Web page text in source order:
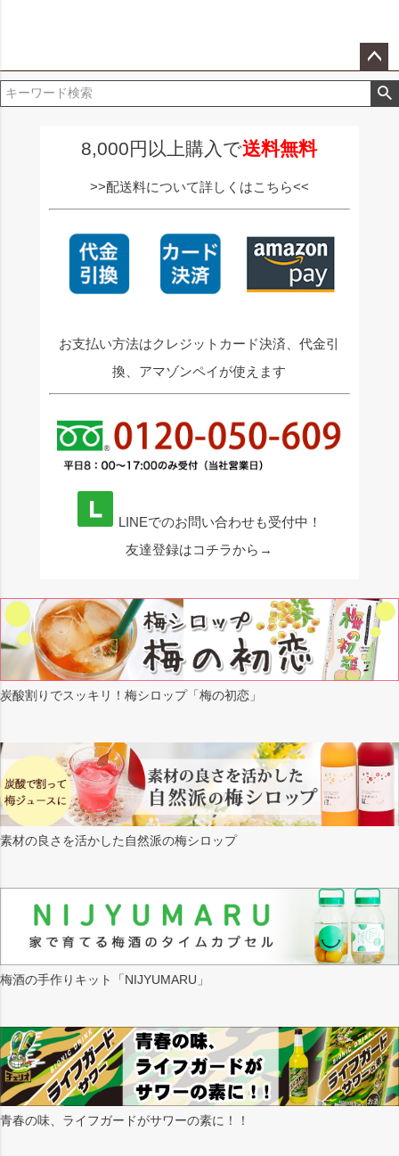
ペー
ジト
8,000円以上購入で送料無料
>>配送料について詳しくはこちら<<
お支払い方法はクレジットカード決済、代金引
換、アマゾンペイが使えます
LINEでのお問い合わせも受付中！
友達登録はコチラから→
炭酸割りでスッキリ！梅シロップ「梅の初恋」
素材の良さを活かした自然派の梅シロップ
梅酒の手作りキット「NIJYUMARU」
青春の味、ライフガードがサワーの素に！！